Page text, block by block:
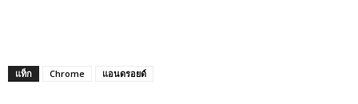
แท็ก Chrome แอนดรอยด์